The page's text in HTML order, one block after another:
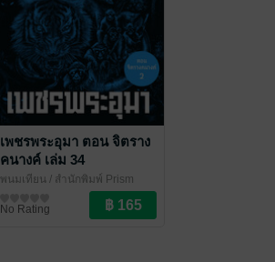
เพชรพระอุมา ตอน จิตราง
คนางค์ เล่ม 34
พนมเทียน / สำนักพิมพ์ Prism
นิยายผจญภัย/บู๊แอกชัน
No Rating